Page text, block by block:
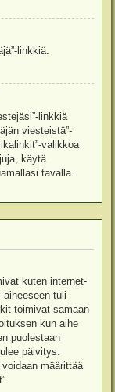
linkkiä.
linkkiä
viesteistä”-
valikkoa
käytä
tavalla.
kuten internet-
tuli
toimivat samaan
kun aihe
puolestaan
päivitys.
määrittää